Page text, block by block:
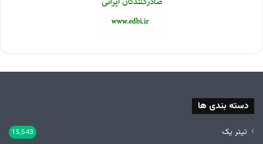
دسته بندی ها
تیتر یک 15,543